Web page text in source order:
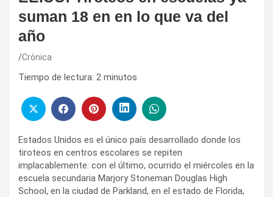
suman 18 en en lo que va del
año
Crónica
Tiempo de lectura: 2 minutos
Estados Unidos es el único país desarrollado donde los
tiroteos en centros escolares se repiten
implacablemente: con el último, ocurrido el miércoles en la
escuela secundaria Marjory Stoneman Douglas High
School, en la ciudad de Parkland, en el estado de Florida,